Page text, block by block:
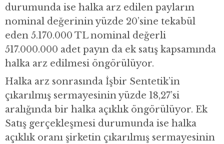
durumunda ise halka arz edilen payların
nominal değerinin yüzde 20’sine tekabül
eden 5.170.000 TL nominal değerli
517.000.000 adet payın da ek satış kapsamında
halka arz edilmesi öngörülüyor.
Halka arz sonrasında İşbir Sentetik’in
çıkarılmış sermayesinin yüzde 18,27’si
aralığında bir halka açıklık öngörülüyor. Ek
Satış gerçekleşmesi durumunda ise halka
açıklık oranı şirketin çıkarılmış sermayesinin